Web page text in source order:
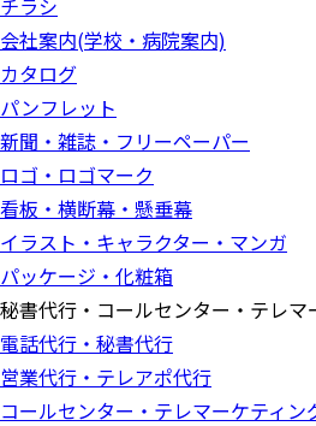
チラシ
会社案内(学校・病院案内)
カタログ
パンフレット
新聞・雑誌・フリーペーパー
ロゴ・ロゴマーク
看板・横断幕・懸垂幕
イラスト・キャラクター・マンガ
パッケージ・化粧箱
秘書代行・コールセンター・テレマ
電話代行・秘書代行
営業代行・テレアポ代行
コールセンター・テレマーケティン